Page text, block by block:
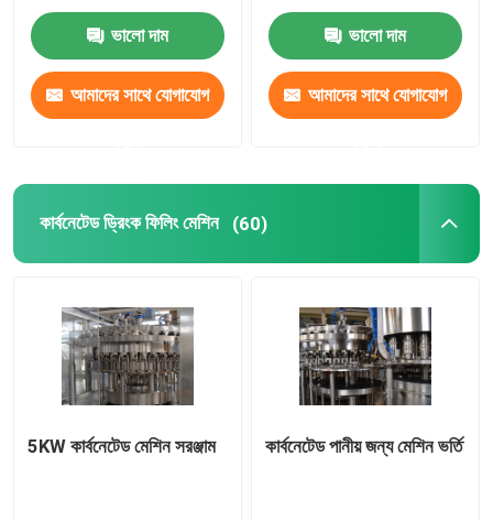
ভালো দাম
আমাদের সাথে যোগাযোগ
ভালো দাম
আমাদের সাথে যোগাযোগ
কার্বনেটেড ড্রিংক ফিলিং মেশিন (60)
5KW কার্বনেটেড মেশিন সরঞ্জাম কার্বনেটেড পানীয় জন্য মেশিন ভর্তি